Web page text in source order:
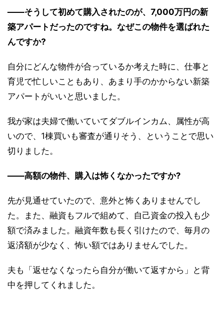
――そうして初めて購入されたのが、7,000万円の新
築アパートだったのですね。なぜこの物件を選ばれた
んですか?
自分にどんな物件が合っているか考えた時に、仕事と
育児で忙しいこともあり、あまり手のかからない新築
アパートがいいと思いました。
我が家は夫婦で働いていてダブルインカム、属性が高
いので、1棟買いも審査が通りそう、ということで思い
切りました。
――高額の物件、購入は怖くなかったですか?
先が見通せていたので、意外と怖くありませんでし
た。また、融資もフルで組めて、自己資金の投入も少
額で済みました。融資年数も長く引けたので、毎月の
返済額が少なく、怖い額ではありませんでした。
夫も「返せなくなったら自分が働いて返すから」と背
中を押してくれました。